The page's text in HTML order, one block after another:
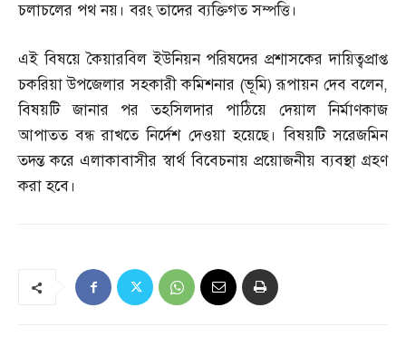
চলাচলের পথ নয়। বরং তাদের ব্যক্তিগত সম্পত্তি।
এই বিষয়ে কৈয়ারবিল ইউনিয়ন পরিষদের প্রশাসকের দায়িত্বপ্রাপ্ত
চকরিয়া উপজেলার সহকারী কমিশনার (ভূমি)রূপায়ন দেব বলেন,
বিষয়টি জানার পর তহসিলদার পাঠিয়ে দেয়াল নির্মাণকাজ
আপাতত বন্ধ রাখতে নির্দেশ দেওয়া হয়েছে। বিষয়টি সরেজমিন
তদন্ত করে এলাকাবাসীর স্বার্থ বিবেচনায় প্রয়োজনীয় ব্যবস্থা গ্রহণ
করা হবে।